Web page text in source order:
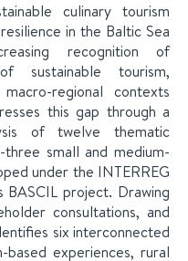
culinary tourism
in the Baltic Sea
recognition of
sustainable tourism,
regional contexts
this gap through a
of twelve thematic
small and medium-
under the INTERREG
BASCIL project. Drawing
consultations, and
six interconnected
based experiences, rural